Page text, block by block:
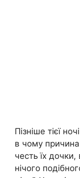
Пізніше тієї
в чому
честь їх
нічого